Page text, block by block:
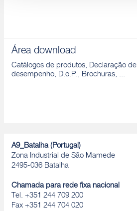
Área download
Catálogos de produtos, Declaração de
desempenho, D.o.P., Brochuras, ...
A9_Batalha (Portugal)
Zona Industrial de São Mamede
2495-036 Batalha
Chamada para rede fixa nacional
Tel. +351 244 709 200
Fax +351 244 704 020